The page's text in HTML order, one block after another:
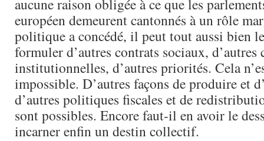
aucune raison obligée à ce que les
européen demeurent cantonnés à un rôle
politique a concédé, il peut tout aussi bien
formuler d’autres contrats sociaux, d’autres
institutionnelles, d’autres priorités. Cela
impossible. D’autres façons de produire et
d’autres politiques fiscales et de
sont possibles. Encore faut-il en avoir le
incarner enfin un destin collectif.